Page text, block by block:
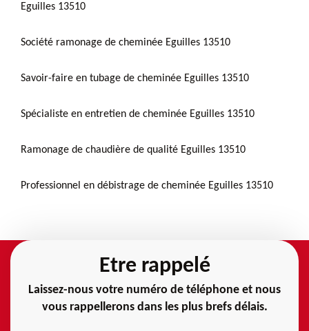
Eguilles 13510
Société ramonage de cheminée Eguilles 13510
Savoir-faire en tubage de cheminée Eguilles 13510
Spécialiste en entretien de cheminée Eguilles 13510
Ramonage de chaudière de qualité Eguilles 13510
Professionnel en débistrage de cheminée Eguilles 13510
Etre rappelé
Laissez-nous votre numéro de téléphone et nous
vous rappellerons dans les plus brefs délais.